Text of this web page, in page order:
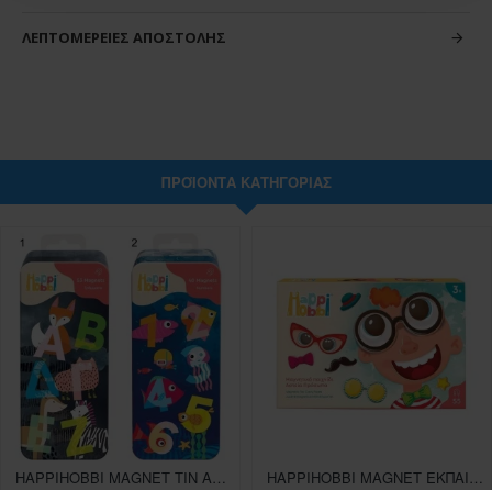
ΛΕΠΤΟΜΈΡΕΙΕΣ ΑΠΟΣΤΟΛΉΣ
ΠΡΟΪΌΝΤΑ ΚΑΤΗΓΟΡΊΑΣ
HAPPIHOBBI MAGNET TIN ΑΡΙΘΜΟΙ KAI ΓΡΑΜΜΑΤΑ 2SXEDIA 1 TEMAXIO HAPPIHOBBI MAGNET ΕΚΠΑΙΔΕΥΤΙΚΟ ΑΣΤΕΙΑ ΠΡΟΣΩΠΑ